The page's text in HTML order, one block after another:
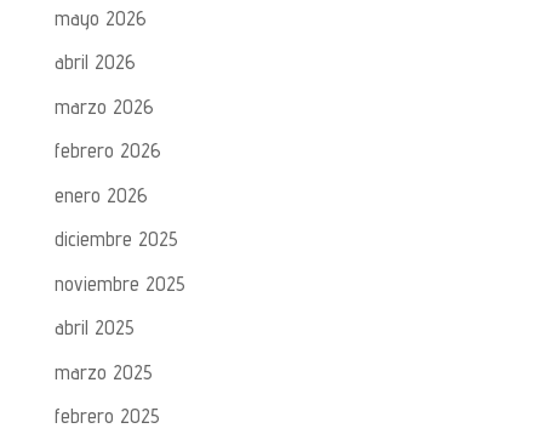
mayo 2026
abril 2026
marzo 2026
febrero 2026
enero 2026
diciembre 2025
noviembre 2025
abril 2025
marzo 2025
febrero 2025